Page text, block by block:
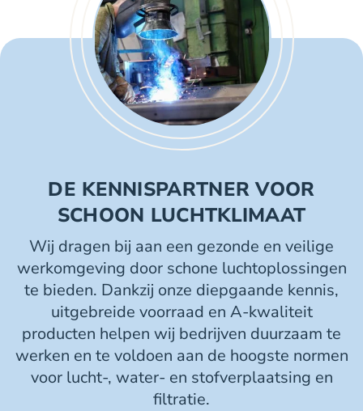
DE KENNISPARTNER VOOR
SCHOON LUCHTKLIMAAT
Wij dragen bij aan een gezonde en veilige
werkomgeving door schone luchtoplossingen
te bieden. Dankzij onze diepgaande kennis,
uitgebreide voorraad en A-kwaliteit
producten helpen wij bedrijven duurzaam te
werken en te voldoen aan de hoogste normen
voor lucht-, water- en stofverplaatsing en
filtratie.